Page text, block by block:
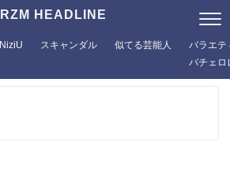
RZM HEADLINE
NiziU スキャンダル 似てる芸能人
バラエテ
バチェロ